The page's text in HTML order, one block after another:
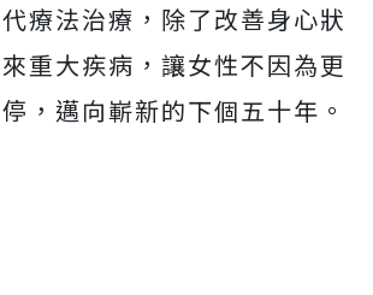
療法治療，除了改善身心狀
重大疾病，讓女性不因為更
，邁向嶄新的下個五十年。